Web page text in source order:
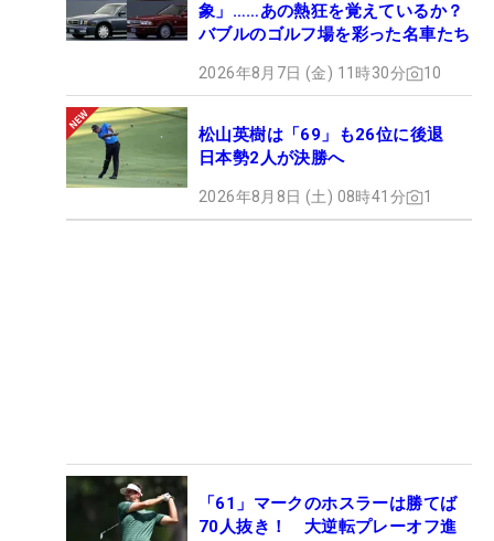
象」……あの熱狂を覚えているか？
バブルのゴルフ場を彩った名車たち
2026年8月7日 (金) 11時30分 10
松山英樹は「69」も26位に後退
日本勢2人が決勝へ
2026年8月8日 (土) 08時41分 1
「61」マークのホスラーは勝てば
70人抜き！ 大逆転プレーオフ進